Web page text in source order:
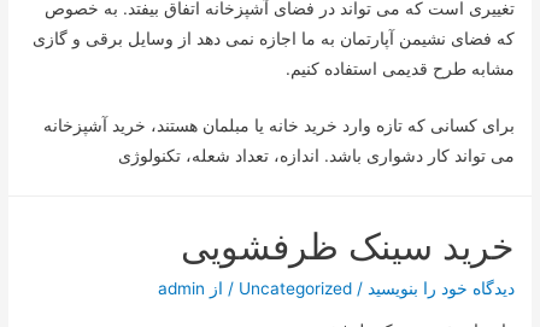
تغییری است که می تواند در فضای آشپزخانه اتفاق بیفتد. به خصوص
که فضای نشیمن آپارتمان به ما اجازه نمی دهد از وسایل برقی و گازی
مشابه طرح قدیمی استفاده کنیم.
برای کسانی که تازه وارد خرید خانه یا مبلمان هستند، خرید آشپزخانه
می تواند کار دشواری باشد. اندازه، تعداد شعله، تکنولوژی
خرید سینک ظرفشویی
دیدگاه‌ خود را بنویسید /
Uncategorized / از admin